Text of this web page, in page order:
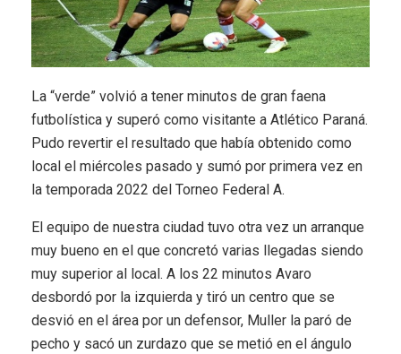
La “verde” volvió a tener minutos de gran faena
futbolística y superó como visitante a Atlético Paraná.
Pudo revertir el resultado que había obtenido como
local el miércoles pasado y sumó por primera vez en
la temporada 2022 del Torneo Federal A.
El equipo de nuestra ciudad tuvo otra vez un arranque
muy bueno en el que concretó varias llegadas siendo
muy superior al local. A los 22 minutos Avaro
desbordó por la izquierda y tiró un centro que se
desvió en el área por un defensor, Muller la paró de
pecho y sacó un zurdazo que se metió en el ángulo